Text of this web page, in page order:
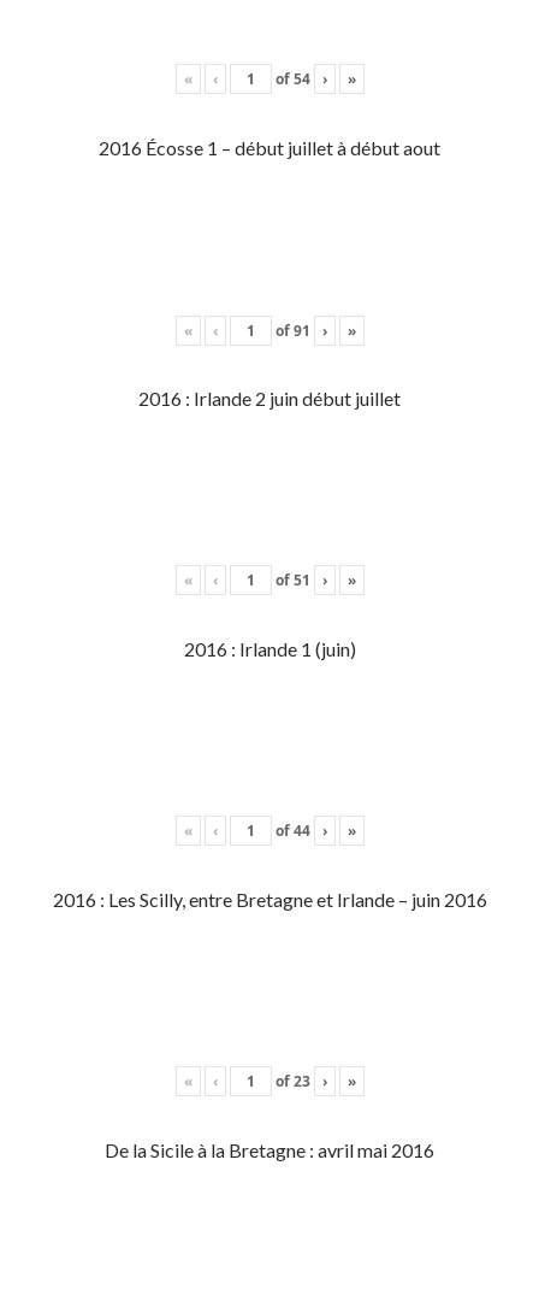
« ‹ of54 › »
2016 Écosse 1 – début juillet à début aout
« ‹ of91 › »
2016 : Irlande 2 juin début juillet
« ‹ of51 › »
2016 : Irlande 1 (juin)
« ‹ of44 › »
2016 : Les Scilly, entre Bretagne et Irlande – juin 2016
« ‹ of23 › »
De la Sicile à la Bretagne : avril mai 2016